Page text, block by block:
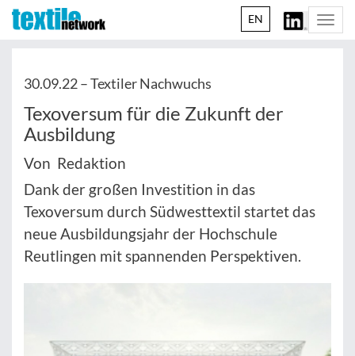
EN
30.09.22 –Textiler Nachwuchs
Texoversum für die Zukunft der
Ausbildung
Von Redaktion
Dank der großen Investition in das
Texoversum durch Südwesttextil startet das
neue Ausbildungsjahr der Hochschule
Reutlingen mit spannenden Perspektiven.